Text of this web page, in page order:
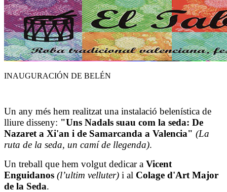
INAUGURACIÓN DE BELÉN
Un any més hem realitzat una instalació belenística de
lliure disseny: "Uns Nadals suau com la seda: De
Nazaret a Xi'an i de Samarcanda a Valencia" (La
ruta de la seda, un camí de llegenda).
Un treball que hem volgut dedicar a Vicent
Enguidanos (l’ultim velluter) i al Colage d'Art Major
de la Seda.